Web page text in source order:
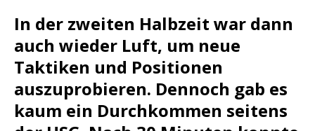
In der zweiten Halbzeit war dann
auch wieder Luft, um neue
Taktiken und Positionen
auszuprobieren. Dennoch gab es
kaum ein Durchkommen seitens